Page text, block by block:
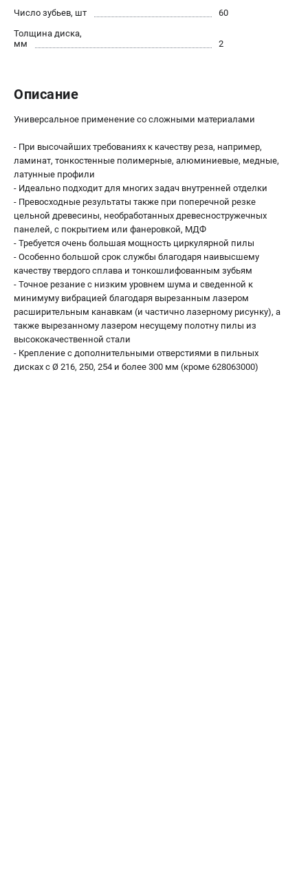
Программа бонусов
Как нас найти
СЕТЕВОЙ ЭЛЕКТРОИНСТРУМЕНТ
Перфораторы
Дрели
Лобзики
Пылесосы
АККУМУЛЯТОРНЫЙ ИНСТРУМЕНТ
Аккумуляторные шуруповерты
Аккумуляторные перфораторы
Аккумуляторные УШМ
Наборы инструмента
Аккумуляторные лобзики
РАСХОДНЫЕ МАТЕРИАЛЫ И АКСЕССУАРЫ
Аккумуляторы и зарядные устройства
Число зубьев, шт
60
Толщина диска,
мм
2
Описание
Универсальное применение со сложными материалами
- При высочайших требованиях к качеству реза, например,
ламинат, тонкостенные полимерные, алюминиевые, медные,
латунные профили
- Идеально подходит для многих задач внутренней отделки
- Превосходные результаты также при поперечной резке
цельной древесины, необработанных древесностружечных
панелей, с покрытием или фанеровкой, МДФ
- Требуется очень большая мощность циркулярной пилы
- Особенно большой срок службы благодаря наивысшему
качеству твердого сплава и тонкошлифованным зубьям
- Точное резание с низким уровнем шума и сведенной к
минимуму вибрацией благодаря вырезанным лазером
расширительным канавкам (и частично лазерному рисунку), а
также вырезанному лазером несущему полотну пилы из
высококачественной стали
- Крепление с дополнительными отверстиями в пильных
дисках с Ø 216, 250, 254 и более 300 мм (кроме 628063000)